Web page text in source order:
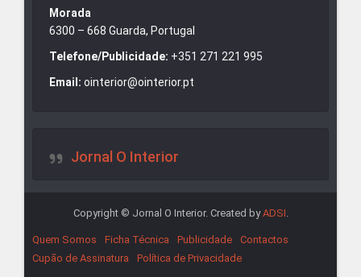
Morada
6300 – 668 Guarda, Portugal
Telefone/Publicidade: +351 271 221 995
Email: ointerior@ointerior.pt
Jornal O Interior
Copyright © Jornal O Interior. Created byADSI
Quem Somos Ficha Técnica Publicidade
Contactos
Cupão de Assinatura
Política de Privacidade